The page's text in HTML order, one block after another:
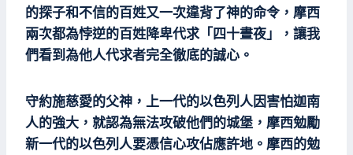
的探子和不信的百姓又一次違背了神的命令，摩西
兩次都為悖逆的百姓降卑代求「四十晝夜」，讓我
們看到為他人代求者完全徹底的誠心。
守約施慈愛的父神，上一代的以色列人因害怕迦南
人的強大，就認為無法攻破他們的城堡，摩西勉勵
新一代的以色列人要憑信心攻佔應許地。摩西的勉